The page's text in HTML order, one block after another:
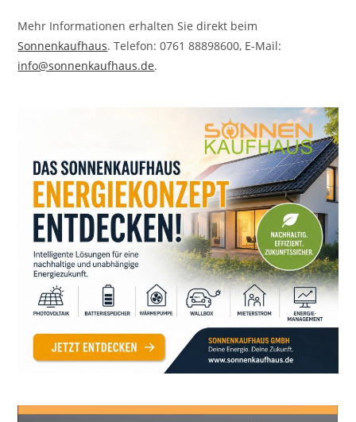
Mehr Informationen erhalten Sie direkt beim
Sonnenkaufhaus. Telefon: 0761 88898600, E-Mail:
info@sonnenkaufhaus.de.